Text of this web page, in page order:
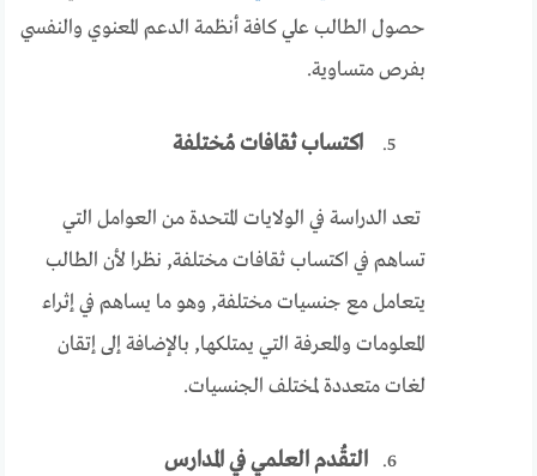
حصول الطالب علي كافة أنظمة الدعم المعنوي والنفسي
بفرص متساوية.
اكتساب ثقافات مُختلفة
تعد الدراسة في الولايات المتحدة من العوامل التي
تساهم في اكتساب ثقافات مختلفة, نظرا لأن الطالب
يتعامل مع جنسيات مختلفة, وهو ما يساهم في إثراء
المعلومات والمعرفة التي يمتلكها, بالإضافة إلى إتقان
لغات متعددة لمختلف الجنسيات.
التقُدم العلمي في المدارس